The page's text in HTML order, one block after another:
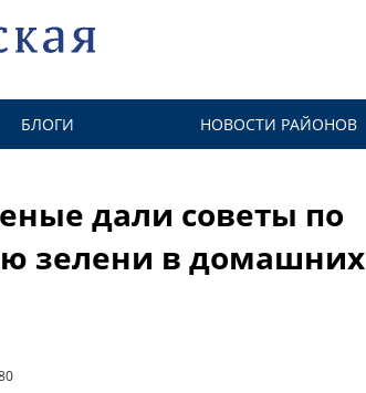
БЛОГИ НОВОСТИ РАЙОНОВ
дали советы по
зелени в домашних